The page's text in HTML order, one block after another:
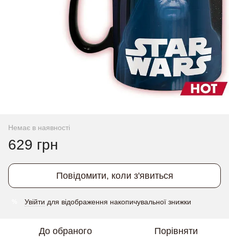
Немає в наявності
629 грн
Повідомити, коли з'явиться
Увійти для відображення накопичувальної знижки
До обраного Порівняти